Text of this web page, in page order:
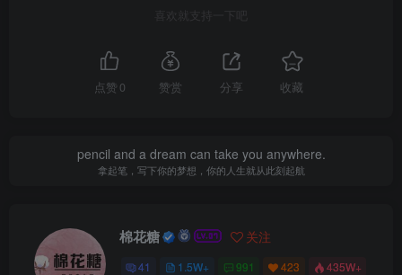
喜欢就支持一下吧
点赞 0 赞赏 分享 收藏
pencil and a dream can take you anywhere.
拿起笔，写下你的梦想，你的人生就从此刻起航
棉花糖 关注
41 1.5W+ 991 423 435W+